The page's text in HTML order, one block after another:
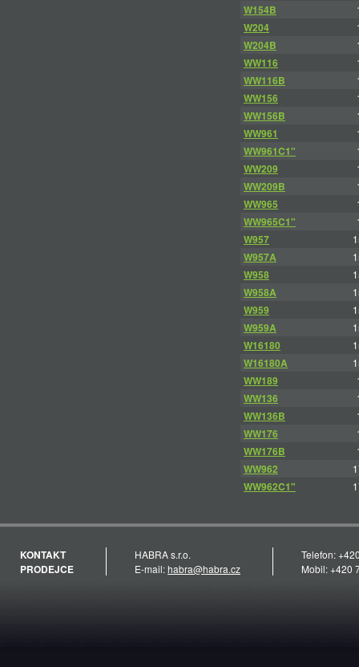
W154B
W204
W204B
WW116
WW116B
WW156
WW156B
WW961
WW961C1"
WW209
WW209B
WW965
WW965C1"
W957
W957A
W958
W958A
W959
W959A
W16180
W16180A
WW189
WW136
WW136B
WW176
WW176B
WW962
WW962C1"
KONTAKT
PRODEJCE
HABRA s.r.o.
E-mail:habra@habra.cz
Telefon:
Mobil: +420